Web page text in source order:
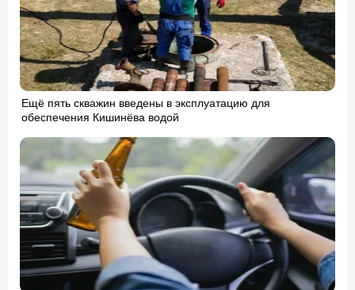
Ещё пять скважин введены в эксплуатацию для
обеспечения Кишинёва водой